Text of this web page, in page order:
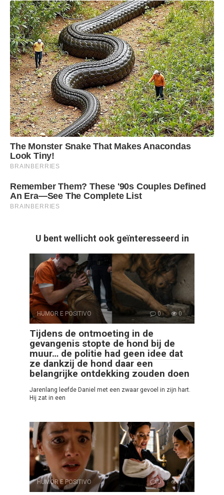
U bent wellicht ook geïnteresseerd in
HUMOR E POSITIVO 0 0
Tijdens de ontmoeting in de
gevangenis stopte de hond bij de
muur… de politie had geen idee dat
ze dankzij de hond daar een
belangrijke ontdekking zouden doen
Jarenlang leefde Daniel met een zwaar gevoel in zijn hart.
Hij zat in een
HUMOR E POSITIVO 0 1